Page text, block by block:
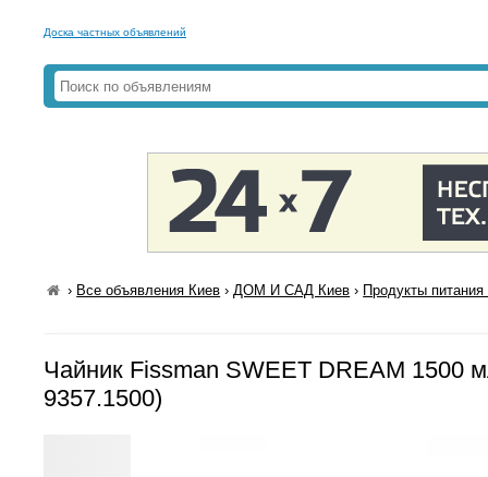
Доска частных объявлений
› Все объявления Киев ›ДОМ И САД Киев › Продукты
Чайник Fissman SWEET DREAM 1500
9357.1500)